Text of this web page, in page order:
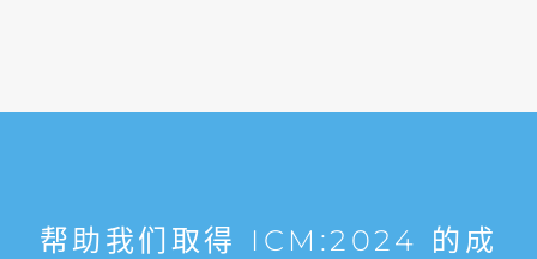
帮助我们取得 ICM:2024 的成